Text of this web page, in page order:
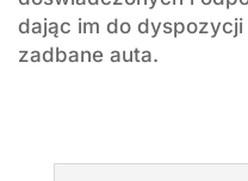
dając im do
zadbane auta.